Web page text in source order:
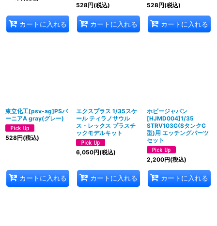
カートに入れる
528円(税込)
カートに入れる
528円(税込)
カートに入れる
東立化工[psv-ag]PSバ
ーニアA gray(グレー)
528円(税込)
カートに入れる
エクスプラス 1/35スケ
ール ティラノサウル
ス・レックス プラスチ
ックモデルキット
6,050円(税込)
カートに入れる
ホビージャパン
[HJMD004]1/35
STRV103C(SタンクC
型)用 エッチングパーツ
セット
2,200円(税込)
カートに入れる